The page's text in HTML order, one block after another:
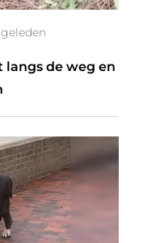
de weg en